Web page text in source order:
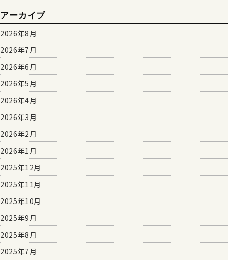
アーカイブ
2026年8月
2026年7月
2026年6月
2026年5月
2026年4月
2026年3月
2026年2月
2026年1月
2025年12月
2025年11月
2025年10月
2025年9月
2025年8月
2025年7月